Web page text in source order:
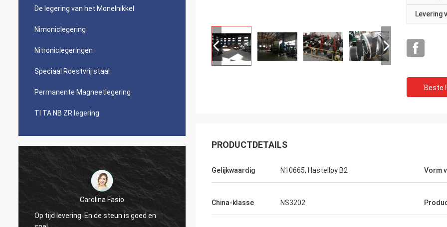
De legering van het Monelnikkel
Nimoniclegering
Nitroniclegeringen
Speciaal Roestvrij staal
Permanente Magneetlegering
TI TA NB ZR legering
Weree van Daniel
Zakelijke relatie 3 jaar, grote partner voor
de Legering van het Nikkelkobalt zijn
Levering
Beste
PRODUCTDETAILS
Gelijkwaardig N10665, Hastelloy B2 Vorm
China-klasse NS3202